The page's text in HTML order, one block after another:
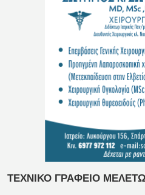
ΤΕΧΝΙΚΟ ΓΡΑΦΕΙΟ